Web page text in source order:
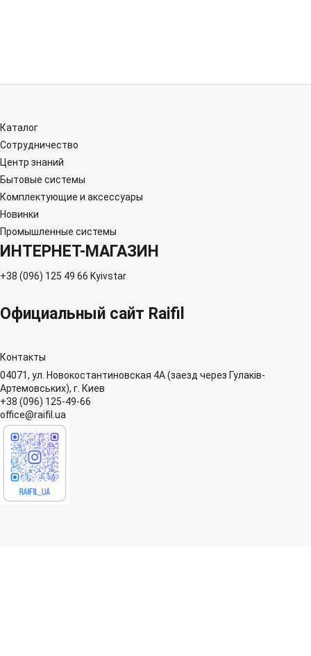
Каталог
Сотрудничество
Центр знаний
Бытовые системы
Комплектующие и аксессуары
Новинки
Промышленные системы
ИНТЕРНЕТ-МАГАЗИН
+38 (096) 125 49 66 Kyivstar
Официальный сайт Raifil
Контакты
04071, ул. Новокостантиновская 4А (заезд через Гулаків-
Артемовських), г. Киев
+38 (096) 125-49-66
office@raifil.ua